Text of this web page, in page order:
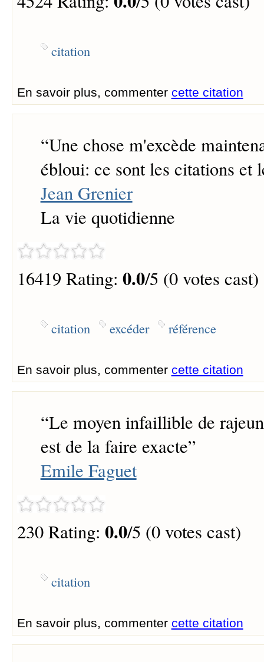
citation
En savoir plus, commenter cette citation
“Une chose m'excède
ébloui: ce sont les citations et
Jean Grenier
La vie quotidienne
16419 Rating: 0.0/5 (0 votes cast)
citation excéder référence
En savoir plus, commenter cette citation
“Le moyen infaillible de
est de la faire exacte”
Emile Faguet
230 Rating: 0.0/5 (0 votes cast)
citation
En savoir plus, commenter cette citation